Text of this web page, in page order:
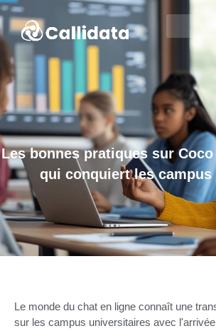
Les bonnes pratiques sur
qui conquiert les campus
Le monde du chat en ligne connaît une
sur les campus universitaires avec